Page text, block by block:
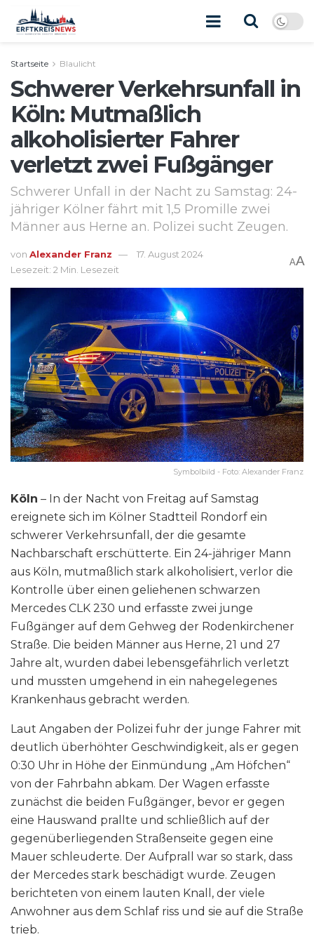
Startseite Blaulicht
Schwerer Verkehrsunfall in
Köln: Mutmaßlich
alkoholisierter Fahrer
verletzt zwei Fußgänger
Schwerer Unfall in der Nacht zu Samstag: 24-
jähriger Kölner fährt mit 1,5 Promille zwei
Männer aus Herne an. Polizei sucht Zeugen.
von Alexander Franz
17. August 2024
Lesezeit: 2 Min. Lesezeit
AA
Symbolbild - Foto: Alexander Franz
Köln – In der Nacht von Freitag auf Samstag
ereignete sich im Kölner Stadtteil Rondorf ein
schwerer Verkehrsunfall, der die gesamte
Nachbarschaft erschütterte. Ein 24-jähriger Mann
aus Köln, mutmaßlich stark alkoholisiert, verlor die
Kontrolle über einen geliehenen schwarzen
Mercedes CLK 230 und erfasste zwei junge
Fußgänger auf dem Gehweg der Rodenkirchener
Straße. Die beiden Männer aus Herne, 21 und 27
Jahre alt, wurden dabei lebensgefährlich verletzt
und mussten umgehend in ein nahegelegenes
Krankenhaus gebracht werden.
Laut Angaben der Polizei fuhr der junge Fahrer mit
deutlich überhöhter Geschwindigkeit, als er gegen
0:30 Uhr in Höhe der Einmündung „Am Höfchen“
von der Fahrbahn abkam. Der Wagen erfasste
zunächst die beiden Fußgänger, bevor er gegen
eine Hauswand prallte und schließlich auf der
gegenüberliegenden Straßenseite gegen eine
Mauer schleuderte. Der Aufprall war so stark, dass
der Mercedes stark beschädigt wurde. Zeugen
berichteten von einem lauten Knall, der viele
Anwohner aus dem Schlaf riss und sie auf die Straße
trieb.